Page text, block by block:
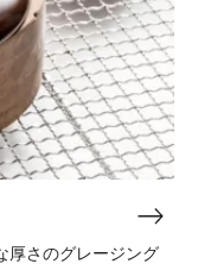
レ
デ
厚さのグレージング